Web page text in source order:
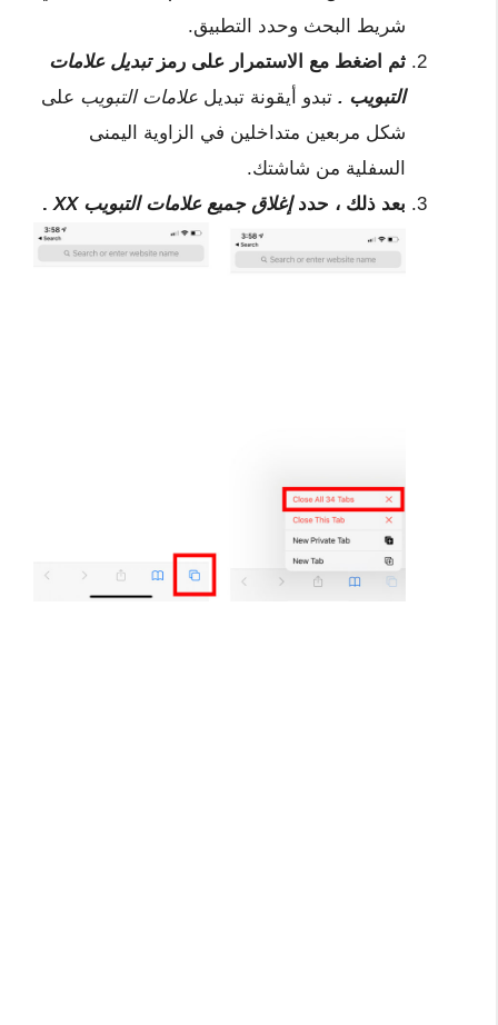
شريط البحث وحدد التطبيق.
ثم اضغط مع الاستمرار على رمزتبديل علامات
التبويب . تبدو أيقونة تبديل علامات التبويب على
شكل مربعين متداخلين في الزاوية اليمنى
السفلية من شاشتك.
بعد ذلك ، حددإغلاق جميع علامات التبويب XX .